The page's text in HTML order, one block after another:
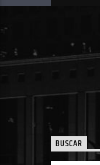
BUSCAR